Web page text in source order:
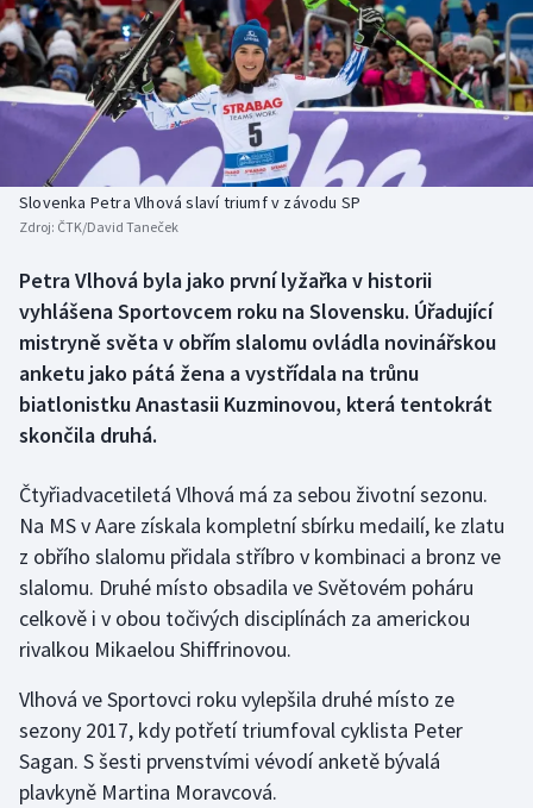
Americký fotbal
Baseball a softbal
Basketbal
Biatlon
Box
Curling
Dostihy
Florbal
Futsal
Golf
Gymnastika
Házená
Jezdectví
NEPŘEHLÉDNĚTE
Soutěže
Historické návraty
Aplikace ČT sport
Slovenka Petra Vlhová slaví triumf v závodu SP
Zdroj: ČTK/David Taneček
Petra Vlhová byla jako první lyžařka v historii
vyhlášena Sportovcem roku na Slovensku. Úřadující
mistryně světa v obřím slalomu ovládla novinářskou
anketu jako pátá žena a vystřídala na trůnu
biatlonistku Anastasii Kuzminovou, která tentokrát
skončila druhá.
Čtyřiadvacetiletá Vlhová má za sebou životní sezonu.
Na MS v Aare získala kompletní sbírku medailí, ke zlatu
z obřího slalomu přidala stříbro v kombinaci a bronz ve
slalomu. Druhé místo obsadila ve Světovém poháru
celkově i v obou točivých disciplínách za americkou
rivalkou Mikaelou Shiffrinovou.
Vlhová ve Sportovci roku vylepšila druhé místo ze
sezony 2017, kdy potřetí triumfoval cyklista Peter
Sagan. S šesti prvenstvími vévodí anketě bývalá
plavkyně Martina Moravcová.